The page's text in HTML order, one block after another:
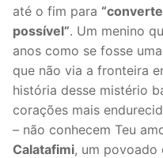
até o fim para
possível”. Um menino
anos como se fosse
que não via a fronteira
história desse mistério
corações mais
– não conhecem Teu
Calatafimi, um povoado